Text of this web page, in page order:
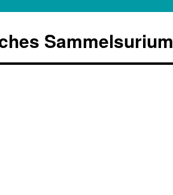
Sammelsurium